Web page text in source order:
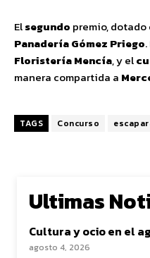
Elsegundo premio, dotado
Panadería Gómez Priego.
Floristería Mencía, y el
manera compartida a
TAGS Concurso
Ultimas
Cultura y ocio en el
agosto 4, 2026